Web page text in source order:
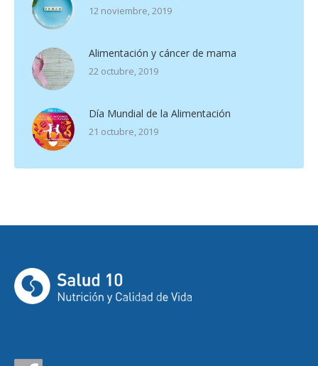
12 noviembre, 2019
Alimentación y cáncer de mama
22 octubre, 2019
Día Mundial de la Alimentación
21 octubre, 2019